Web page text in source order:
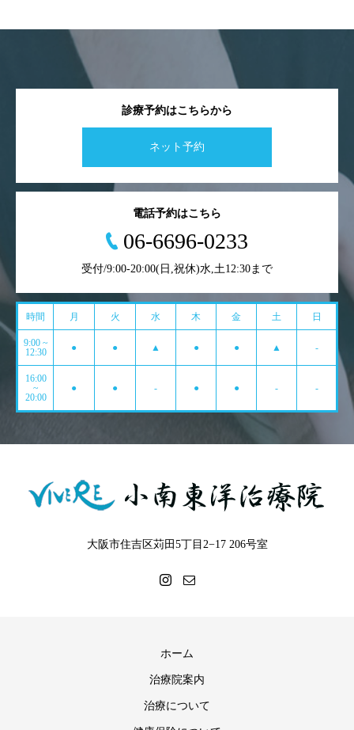
診療予約はこちらから
ネット予約
電話予約はこちら
06-6696-0233
受付/9:00-20:00(日,祝休)水,土12:30まで
時間 月 火 水 木 金 土 日
9:00 ~
12:30
● ● ▲ ● ● ▲ -
16:00
~
20:00
● ● - ● ● - -
大阪市住吉区苅田5丁目2−17 206号室
ホーム
治療院案内
治療について